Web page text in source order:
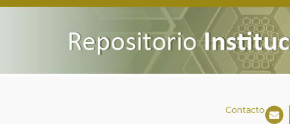
Contacto